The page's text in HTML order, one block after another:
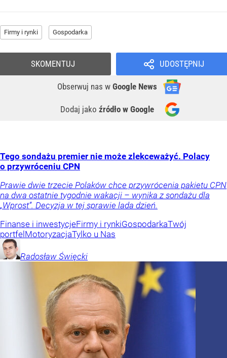
Firmy i rynki Gospodarka
UDOSTĘPNIJ
Obserwuj nas w Google News
Dodaj jako źródło w Google
SKOMENTUJ
Tego sondażu premier nie może zlekceważyć. Polacy
o przywróceniu CPN
Prawie dwie trzecie Polaków chce przywrócenia pakietu CPN
na dwa ostatnie tygodnie wakacji – wynika z sondażu dla
„Wprost”. Decyzja w tej sprawie lada dzień.
Finanse i inwestycjeFirmy i rynkiGospodarkaTwój
portfel MotoryzacjaTylko u Nas
Radosław Święcki